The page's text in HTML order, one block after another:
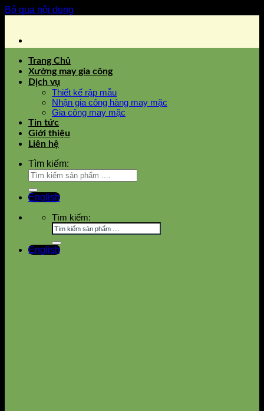
Bỏ qua nội dung
Trang Chủ
Xưởng may gia công
Dịch vụ
Thiết kế rập mẫu
Nhận gia công hàng may mặc
Gia công may mặc
Tin tức
Giới thiệu
Liên hệ
Tìm kiếm:
English
Tìm kiếm:
English